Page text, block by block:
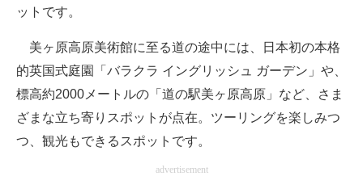
ットです。
美ヶ原高原美術館に至る道の途中には、日本初の本格
的英国式庭園「バラクラ イングリッシュ ガーデン」や、
標高約2000メートルの「道の駅美ヶ原高原」など、さま
ざまな立ち寄りスポットが点在。ツーリングを楽しみつ
つ、観光もできるスポットです。
advertisement